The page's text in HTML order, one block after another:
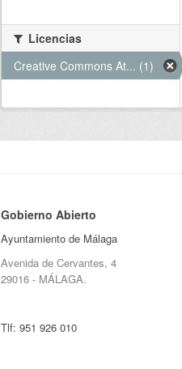
Licencias
Creative Commons At... (1)
Gobierno Abierto
Ayuntamiento de Málaga
Avenida de Cervantes, 4
29016 - MÁLAGA.
Tlf: 951 926 010